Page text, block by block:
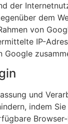
der
dem
von
IP-
Google
und
indem